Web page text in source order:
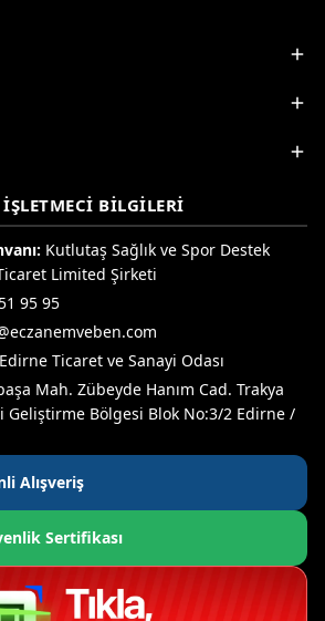
BILGILERI
Kutlutaş Sağlık ve Spor Destek
Limited Şirketi
95 95
Edirne Ticaret ve Sanayi Odası
Mah. Zübeyde Hanım Cad. Trakya
Geliştirme Bölgesi Blok No:3/2 Edirne /
Alışveriş
Sertifikası